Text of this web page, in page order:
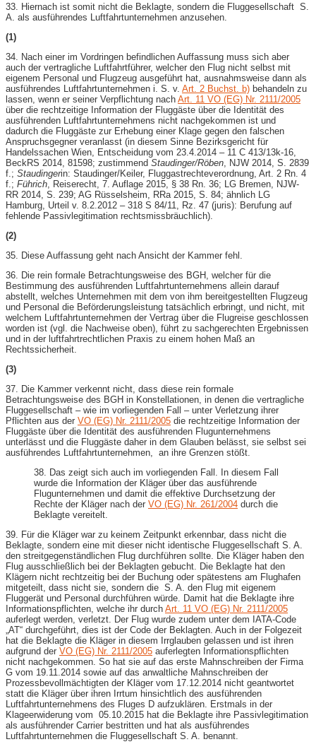
33. Hiernach ist somit nicht die Beklagte, sondern die Fluggesellschaft S.
A. als ausführendes Luftfahrtunternehmen anzusehen.
(1)
34. Nach einer im Vordringen befindlichen Auffassung muss sich aber
auch der vertragliche Luftfahrtführer, welcher den Flug nicht selbst mit
eigenem Personal und Flugzeug ausgeführt hat, ausnahmsweise dann als
ausführendes Luftfahrtunternehmen i. S. v. Art. 2 Buchst. b) behandeln zu
lassen, wenn er seiner Verpflichtung nach Art. 11 VO (EG) Nr. 2111/2005
über die rechtzeitige Information der Fluggäste über die Identität des
ausführenden Luftfahrtunternehmens nicht nachgekommen ist und
dadurch die Fluggäste zur Erhebung einer Klage gegen den falschen
Anspruchsgegner veranlasst (in diesem Sinne Bezirksgericht für
Handelssachen Wien, Entscheidung vom 23.4.2014 – 11 C 413/13k-16,
BeckRS 2014, 81598; zustimmend Staudinger/Röben , NJW 2014, S. 2839
f.; Staudingerin: Staudinger/Keiler, Fluggastrechteverordnung, Art. 2 Rn. 4
f.; Führich , Reiserecht, 7. Auflage 2015, § 38 Rn. 36; LG Bremen, NJW-
RR 2014, S. 239; AG Rüsselsheim, RRa 2015, S. 84; ähnlich LG
Hamburg, Urteil v. 8.2.2012 – 318 S 84/11, Rz. 47 (juris): Berufung auf
fehlende Passivlegitimation rechtsmissbräuchlich).
(2)
35. Diese Auffassung geht nach Ansicht der Kammer fehl.
36. Die rein formale Betrachtungsweise des BGH, welcher für die
Bestimmung des ausführenden Luftfahrtunternehmens allein darauf
abstellt, welches Unternehmen mit dem von ihm bereitgestellten Flugzeug
und Personal die Beförderungsleistung tatsächlich erbringt, und nicht, mit
welchem Luftfahrtunternehmen der Vertrag über die Flugreise geschlossen
worden ist (vgl. die Nachweise oben), führt zu sachgerechten Ergebnissen
und in der luftfahrtrechtlichen Praxis zu einem hohen Maß an
Rechtssicherheit.
(3)
37. Die Kammer verkennt nicht, dass diese rein formale
Betrachtungsweise des BGH in Konstellationen, in denen die vertragliche
Fluggesellschaft – wie im vorliegenden Fall – unter Verletzung ihrer
Pflichten aus der VO (EG) Nr. 2111/2005 die rechtzeitige Information der
Fluggäste über die Identität des ausführenden Flugunternehmens
unterlässt und die Fluggäste daher in dem Glauben belässt, sie selbst sei
ausführendes Luftfahrtunternehmen, an ihre Grenzen stößt.
38. Das zeigt sich auch im vorliegenden Fall. In diesem Fall
wurde die Information der Kläger über das ausführende
Flugunternehmen und damit die effektive Durchsetzung der
Rechte der Kläger nach der VO (EG) Nr. 261/2004 durch die
Beklagte vereitelt.
39. Für die Kläger war zu keinem Zeitpunkt erkennbar, dass nicht die
Beklagte, sondern eine mit dieser nicht identische Fluggesellschaft S. A.
den streitgegenständlichen Flug durchführen sollte. Die Kläger haben den
Flug ausschließlich bei der Beklagten gebucht. Die Beklagte hat den
Klägern nicht rechtzeitig bei der Buchung oder spätestens am Flughafen
mitgeteilt, dass nicht sie, sondern die S. A. den Flug mit eigenem
Fluggerät und Personal durchführen würde. Damit hat die Beklagte ihre
Informationspflichten, welche ihr durch Art. 11 VO (EG) Nr. 2111/2005
auferlegt werden, verletzt. Der Flug wurde zudem unter dem IATA-Code
„AT“ durchgeführt, dies ist der Code der Beklagten. Auch in der Folgezeit
hat die Beklagte die Kläger in diesem Irrglauben gelassen und ist ihren
aufgrund der VO (EG) Nr. 2111/2005 auferlegten Informationspflichten
nicht nachgekommen. So hat sie auf das erste Mahnschreiben der Firma
G vom 19.11.2014 sowie auf das anwaltliche Mahnschreiben der
Prozessbevollmächtigten der Kläger vom 17.12.2014 nicht geantwortet
statt die Kläger über ihren Irrtum hinsichtlich des ausführenden
Luftfahrtunternehmens des Fluges D aufzuklären. Erstmals in der
Klageerwiderung vom 05.10.2015 hat die Beklagte ihre Passivlegitimation
als ausführender Carrier bestritten und hat als ausführendes
Luftfahrtunternehmen die Fluggesellschaft S. A. benannt.